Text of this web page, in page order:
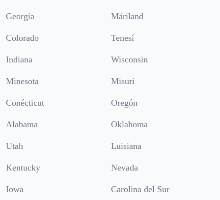
Georgia Máriland
Colorado Tenesí
Indiana Wisconsin
Minesota Misuri
Conécticut Oregón
Alabama Oklahoma
Utah Luisiana
Kentucky Nevada
Iowa Carolina del Sur